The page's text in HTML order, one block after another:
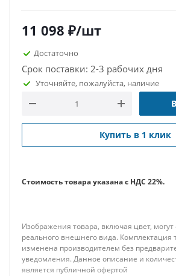
11 098 ₽/шт
Достаточно
Срок поставки: 2-3 рабочих дня
Уточняйте, пожалуйста, наличие
Купить в 1 клик
Стоимость товара указана с НДС 22%.
Изображения товара, включая цвет, могут
реального внешнего вида. Комплектация
изменена производителем без
уведомления. Данное описание и
является публичной офертой